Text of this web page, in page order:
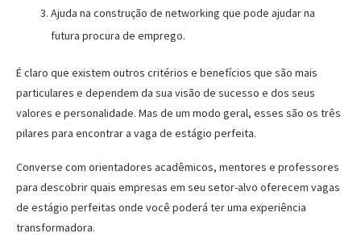
Ajuda na construção de networking que pode ajudar na
futura procura de emprego.
É claro que existem outros critérios e benefícios que são mais
particulares e dependem da sua visão de sucesso e dos seus
valores e personalidade. Mas de um modo geral, esses são os três
pilares para encontrar a vaga de estágio perfeita.
Converse com orientadores acadêmicos, mentores e professores
para descobrir quais empresas em seu setor-alvo oferecem vagas
de estágio perfeitas onde você poderá ter uma experiência
transformadora.